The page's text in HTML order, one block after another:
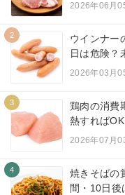
2026年06月
2
ウインナー
日は危険？
2026年03月
3
鶏肉の消費
熱すれば
2026年07月
4
焼きそばの
間・10日後